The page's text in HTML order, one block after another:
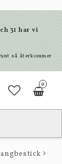
31 har vi
så återkommer
0